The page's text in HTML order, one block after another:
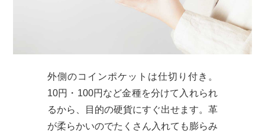
外側のコインポケットは仕切り付き。
10円・100円など金種を分けて入れられ
るから、目的の硬貨にすぐ出せます。革
が柔らかいのでたくさん入れても膨らみ